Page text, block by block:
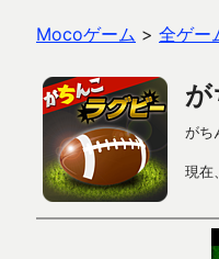
Mocoゲーム > 全ゲー
がち
現在